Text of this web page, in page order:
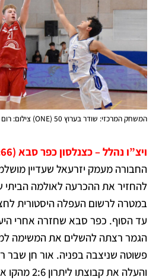
המשחק המרכזי: שודר בערוץ 50 (ONE) צילום: רום שקד
ויצ”ו נהלל – כצנלסון כפר סבא (67:66 במשחק 1) 69:81
החבורה מעמק יזרעאל שעדיין
להחזיר את ההכרעה לאולמה הביתי
במטרה לרשום העפלה היסטורית
עד הסוף. כפר סבא שחזרה אחרי
הגמר רצתה להשלים את המשימה
פשוטה שניצבה בפניה. אור חן שבר
והעלה את